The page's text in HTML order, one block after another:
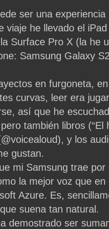
ser una
viaje he llevado el
Surface Pro X (la he
Samsung Galaxy
en furgoneta,
curvas, leer era
así que he
también libros (“El
y los
gustan.
mi Samsung trae
la mejor voz que
Azure. Es,
suena tan natural.
demostrado ser